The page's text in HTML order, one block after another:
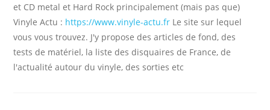
et CD metal et Hard Rock principalement (mais pas que)
Vinyle Actu : https://www.vinyle-actu.fr Le site sur lequel
vous vous trouvez. J'y propose des articles de fond, des
tests de matériel, la liste des disquaires de France, de
l'actualité autour du vinyle, des sorties etc